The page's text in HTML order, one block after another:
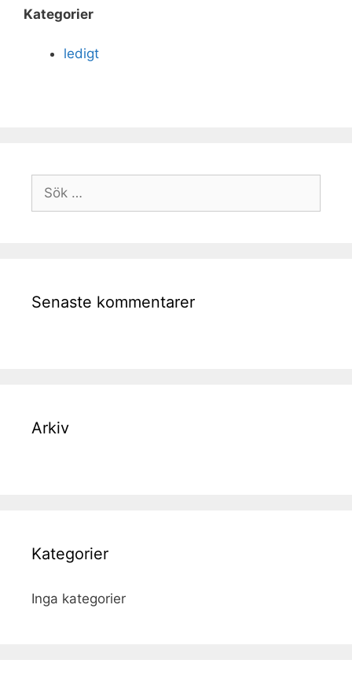
Kategorier
ledigt
Senaste kommentarer
Arkiv
Kategorier
Inga kategorier